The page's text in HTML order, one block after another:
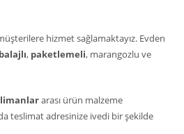
hizmet sağlamaktayız. Evden
, paketlemeli, marangozlu ve
limanlararası ürün malzeme
teslimat adresinize ivedi bir şekilde